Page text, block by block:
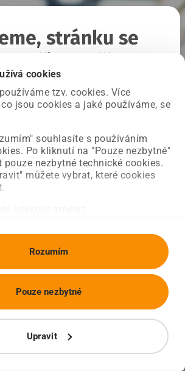
cookies
tzv. cookies. Více
jsou cookies a jaké používáme, se
souhlasíte s používáním
Po kliknutí na "Pouze nezbytné"
pouze nezbytné technické cookies.
můžete vybrat, které cookies
Rozumím
Upravit
Pouze nezbytné
stránku se
na naší straně a už ji opravujeme.
načíst požadovanou stránku.
stránku Úvodní strana